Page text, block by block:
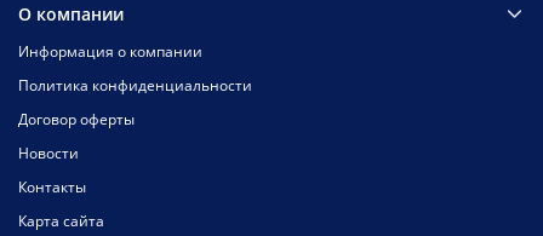
О компании
Информация о компании
Политика конфиденциальности
Договор оферты
Новости
Контакты
Карта сайта